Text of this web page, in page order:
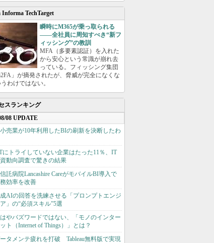
Informa TechTarget
瞬時にM365が乗っ取られる
――全社員に周知すべき“新フ
ィッシング”の教訓
MFA（多要素認証）を入れた
から安心という常識が崩れ去
っている。フィッシング集団
」が摘発されたが、脅威が完全になくな
わけではない。
スランキング
08 UPDATE
売業が10年利用したBIの刷新を決断したわ
にトライしていない企業はたった11％、IT
動向調査で驚きの結果
託病院Lancashire CareがモバイルBI導入で
効率を改善
AIの回答を洗練させる「プロンプトエンジ
」の“必須スキル”5選
やバズワードではない、「モノのインター
ト（Internet of Things）」とは？
タメンテ疲れを打破 Tableau無料版で実現